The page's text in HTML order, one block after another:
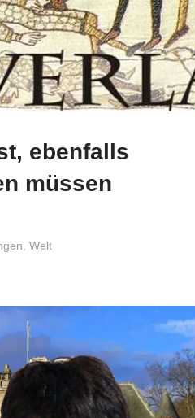
ebenfalls
müssen
Welt